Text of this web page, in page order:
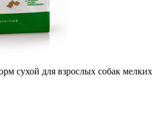
сухой для взрослых собак мелких